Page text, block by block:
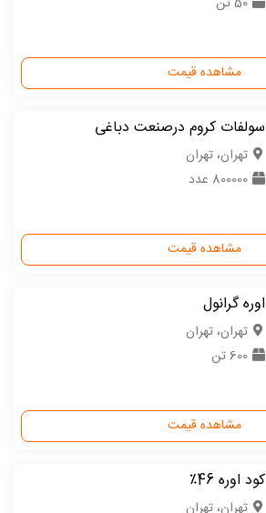
مشاهده قیمت
سولفات کروم درصنعت دباغی
تهران، تهران
800000 عدد
مشاهده قیمت
اوره گرانول
تهران، تهران
600 تن
مشاهده قیمت
کود اوره 46٪
تهران، تهران